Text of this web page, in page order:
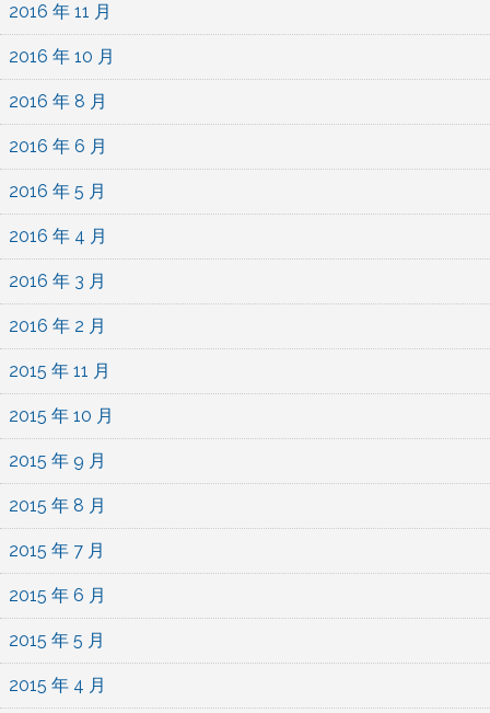
2016 年 11 月
2016 年 10 月
2016 年 8 月
2016 年 6 月
2016 年 5 月
2016 年 4 月
2016 年 3 月
2016 年 2 月
2015 年 11 月
2015 年 10 月
2015 年 9 月
2015 年 8 月
2015 年 7 月
2015 年 6 月
2015 年 5 月
2015 年 4 月